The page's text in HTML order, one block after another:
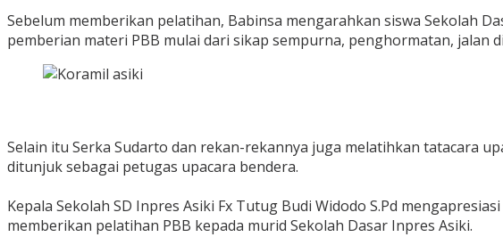
Sebelum memberikan pelatihan, Babinsa mengarahkan siswa Sekolah
pemberian materi PBB mulai dari sikap sempurna, penghormatan, jalan
Selain itu Serka Sudarto dan rekan-rekannya juga melatihkan tatacara
ditunjuk sebagai petugas upacara bendera.
Kepala Sekolah SD Inpres Asiki Fx Tutug Budi Widodo S.Pd
memberikan pelatihan PBB kepada murid Sekolah Dasar Inpres Asiki.